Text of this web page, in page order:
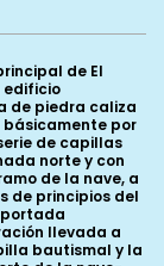
cerdo- y finalmente una cabeza de ciervo muy deteriorada. En el muro meridional la cornisa ajedrezada prácticamente está perdida -habiéndose reconstruido con formas lisas durante la restauración-, conservando sólo la parte que, como en el norte, giraba hacia el hastial y manteniendo una docena de canecillos, varios de ellos de dobles nacelas combinadas con figuras geométricas, además de al menos dos con restos de animales. Debió ser a comienzos del siglo XVI cuando se produjo la renovación de la cabecera, incorporándose parte del viejo alero en la nueva fábrica. De este modo la cornisa que hoy vemos combina piezas de nacela simple con otras ajedrezadas, de nacela con pitones y con un sogueado que nos remite a la decoración de la portada norte, el mismo sogueado con el que se decora también toda la cornisa de las cabeceras de San Pedro de Tejada y de San Martín de Elines. Los canecillos son en total 43, la mayoría de ancho formato de nacela, sin duda tallados a la vez que se levantó la cabecera, como demuestran los situados en los ángulos; entre los demás hay tres cabezas humanas de aspecto g rotesco, situadas en el lado norte, que también serían de época gótica, mientras que claramente románicos serían 17, once de ellos en el lado sur y seis en el norte. Son estos últimos los más visibles y mejor conservados, de buena talla, re p resentando de oeste a este los siguientes motivos: cabeza grotesca tocada con casco, posible grifo, león, pareja de cuadrúpedos -¿perros?- en lucha, toro, ave, peón lancero tocando el cuerno, saltimbanqui con cinturón de refuerzo dorsal, liebre, cabeza humana y ciervo. A todos ellos habría que sumar otro canecillo románico más, reutilizado durante la construcción del husillo y que re presenta a otro cuadrúpedo. La airosa torre que se alza en el primer tramo de la nave, o falso crucero, es posiblemente la obra más sobresaliente de todo el conjunto, dada la dificultad constructiva que supone y sobre todo por el complejo sistema de ventanales y columnas que muestra y que la convierte posiblemente en una de las mejores torres románicas de la región dentro de este tipo. La imagen que deb